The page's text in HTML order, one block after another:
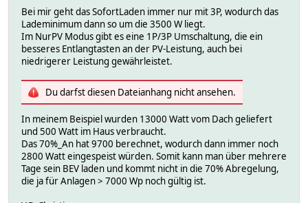
WHERE DEVICE='WR_0_KSEM'\
AND READING='Active_energy-'\
AND TIMESTAMP > curdate() - interval 1
AND TIMESTAMP <= concat(curdate(),' 00:01')\
ORDER BY TIMESTAMP desc\
LIMIT 1;;") ;;\
fhem("setreading WR_1_API
\
$Active_energy = ::CommandGet(undef,
SELECT VALUE FROM history\
WHERE DEVICE='WR_0_KSEM'\
AND READING='Active_energy+'\
AND TIMESTAMP > curdate() - interval 1
AND TIMESTAMP <= concat(curdate(),' 00:01')\
ORDER BY TIMESTAMP desc\
Bei mir geht das SofortLaden immer nur mit 3P, wodurch das
Lademinimum dann so um die 3500 W liegt.
Im NurPV Modus gibt es eine 1P/3P Umschaltung, die ein
besseres Entlangtasten an der PV-Leistung, auch bei
niedrigerer Leistung gewährleistet.
Du darfst diesen Dateianhang nicht ansehen.
In meinem Beispiel wurden 13000 Watt vom Dach geliefert
und 500 Watt im Haus verbraucht.
Das 70%_An hat 9700 berechnet, wodurch dann immer noch
2800 Watt eingespeist würden. Somit kann man über mehrere
Tage sein BEV laden und kommt nicht in die 70% Abregelung,
die ja für Anlagen > 7000 Wp noch gültig ist.